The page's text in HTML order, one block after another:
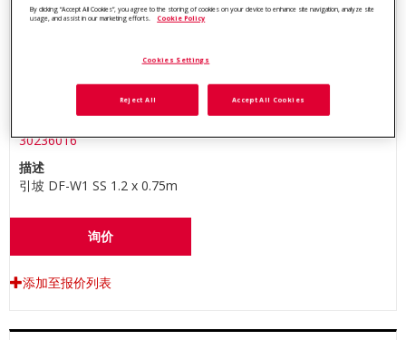
30236016
描述
引坡 DF-W1 SS 1.2 x 0.75m
询价
添加至报价列表
By clicking “Accept All Cookies”, you agree to the storing of cookies on your device to enhance site navigation, analyze site
usage, and assist in our marketing efforts.
Cookie Policy
Cookies Settings
Reject All Accept All Cookies